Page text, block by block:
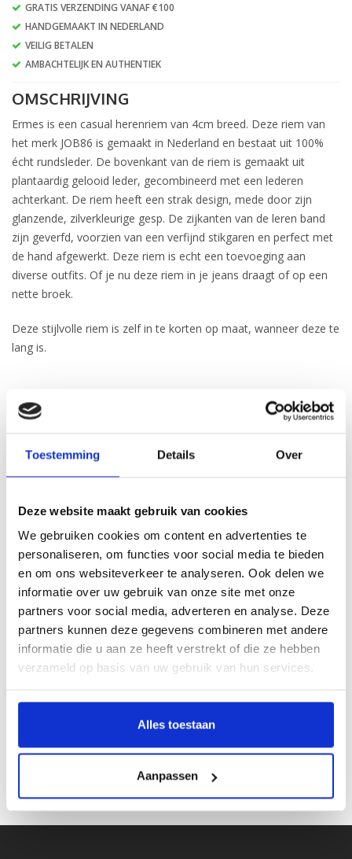
Toestemming Details Over
Deze website maakt gebruik van cookies
We gebruiken cookies om content en advertenties te
personaliseren, om functies voor social media te bieden
en om ons websiteverkeer te analyseren. Ook delen we
informatie over uw gebruik van onze site met onze
partners voor social media, adverteren en analyse. Deze
partners kunnen deze gegevens combineren met andere
informatie die u aan ze heeft verstrekt of die ze hebben
verzameld op basis van uw gebruik van hun services.
Alles toestaan
Aanpassen
GRATIS VERZENDING VANAF €100
HANDGEMAAKT IN NEDERLAND
VEILIG BETALEN
AMBACHTELIJK EN AUTHENTIEK
OMSCHRIJVING
Ermes is een casual herenriem van 4cm breed. Deze riem van
het merk JOB86 is gemaakt in Nederland en bestaat uit 100%
écht rundsleder. De bovenkant van de riem is gemaakt uit
plantaardig gelooid leder, gecombineerd met een lederen
achterkant. De riem heeft een strak design, mede door zijn
glanzende, zilverkleurige gesp. De zijkanten van de leren band
zijn geverfd, voorzien van een verfijnd stikgaren en perfect met
de hand afgewerkt. Deze riem is echt een toevoeging aan
diverse outfits. Of je nu deze riem in je jeans draagt of op een
nette broek.
Deze stijlvolle riem is zelf in te korten op maat, wanneer deze te
lang is.
Type riem:
Jeans/Casual
Breedte:
Gesp:
Zilverkleurig, nikkelvrij
Merk:
JOB86
Kleur:
Zwart
Materiaal:
Leer
Écht leer:
721